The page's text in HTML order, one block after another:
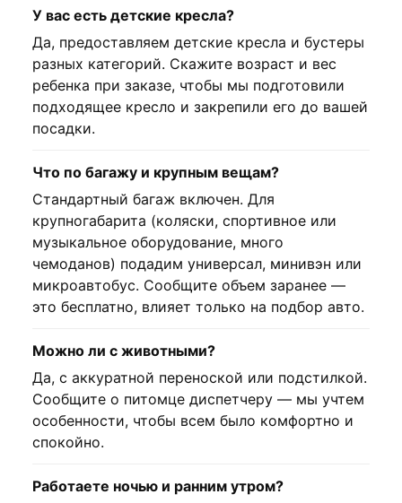
У вас есть детские кресла?
Да, предоставляем детские кресла и бустеры
разных категорий. Скажите возраст и вес
ребенка при заказе, чтобы мы подготовили
подходящее кресло и закрепили его до вашей
посадки.
Что по багажу и крупным вещам?
Стандартный багаж включен. Для
крупногабарита (коляски, спортивное или
музыкальное оборудование, много
чемоданов) подадим универсал, минивэн или
микроавтобус. Сообщите объем заранее —
это бесплатно, влияет только на подбор авто.
Можно ли с животными?
Да, с аккуратной переноской или подстилкой.
Сообщите о питомце диспетчеру — мы учтем
особенности, чтобы всем было комфортно и
спокойно.
Работаете ночью и ранним утром?